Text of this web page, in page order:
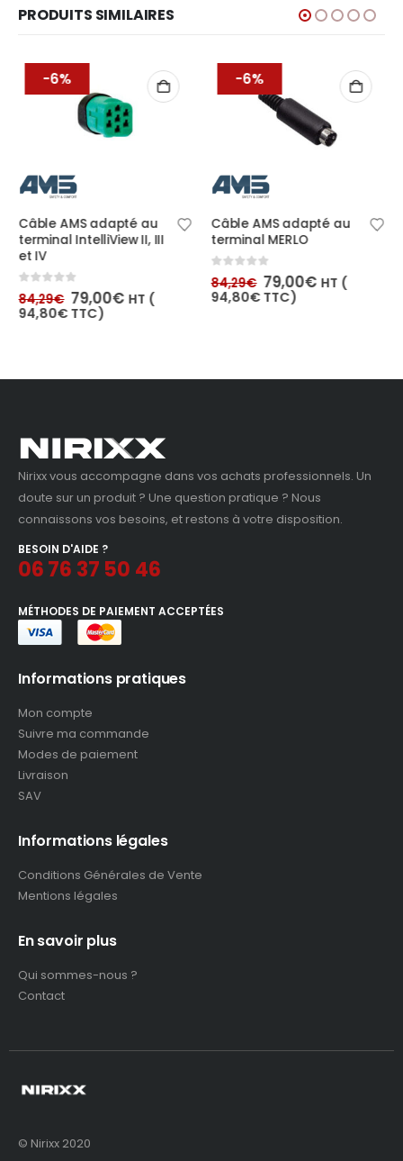
PRODUITS SIMILAIRES
-6%
Câble AMS adapté au
terminal IntelliView II, III
et IV
0out of 5
84,29€ Le
prix
initial
79,00€Le
prix
HT (
94,80€TTC)
-6%
Câble AMS adapté au
terminal MERLO
0out of 5
84,29€ Le
prix
initial
79,00€Le
prix
HT (
94,80€TTC)
Nirixx vous accompagne dans vos achats professionnels. Un
doute sur un produit ? Une question pratique ? Nous
connaissons vos besoins, et restons à votre disposition.
BESOIN D'AIDE ?
06 76 37 50 46
MÉTHODES DE PAIEMENT ACCEPTÉES
Informations pratiques
Mon compte
Suivre ma commande
Modes de paiement
Livraison
SAV
Informations légales
Conditions Générales de Vente
Mentions légales
En savoir plus
Qui sommes-nous ?
Contact
© Nirixx 2020